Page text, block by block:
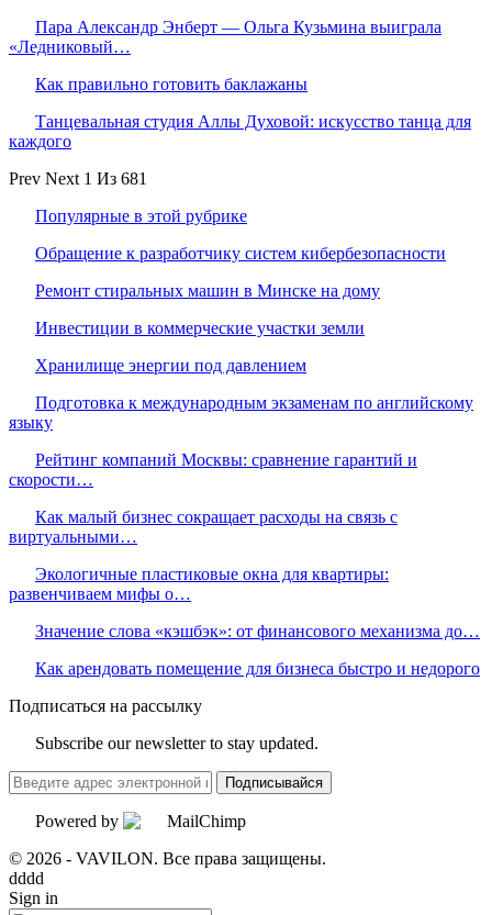
Пара Александр Энберт — Ольга Кузьмина выиграла
«Ледниковый…
Как правильно готовить баклажаны
Танцевальная студия Аллы Духовой: искусство танца для
каждого
Prev Next 1 Из 681
Популярные в этой рубрике
Обращение к разработчику систем кибербезопасности
Ремонт стиральных машин в Минске на дому
Инвестиции в коммерческие участки земли
Хранилище энергии под давлением
Подготовка к международным экзаменам по английскому
языку
Рейтинг компаний Москвы: сравнение гарантий и
скорости…
Как малый бизнес сокращает расходы на связь с
виртуальными…
Экологичные пластиковые окна для квартиры:
развенчиваем мифы о…
Значение слова «кэшбэк»: от финансового механизма до…
Как арендовать помещение для бизнеса быстро и недорого
Подписаться на рассылку
Subscribe our newsletter to stay updated.
Подписывайся
Powered by
© 2026 - VAVILON. Все права защищены.
dddd
Sign in